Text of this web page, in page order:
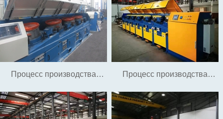
стальной (железной)
проволоки
Процесс производства
винтовой проволоки
Процесс производства
яркой стальной проволоки